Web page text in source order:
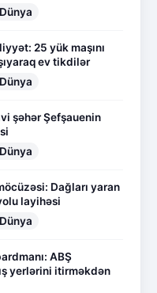
Dünya
25 yük maşını
ev tikdilər
Dünya
şəhər Şefşauenin
Dünya
Dağları yaran
layihəsi
Dünya
ABŞ
yerlərini itirməkdən